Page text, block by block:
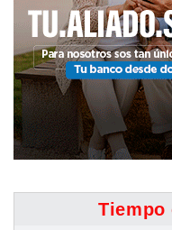
Tiempo